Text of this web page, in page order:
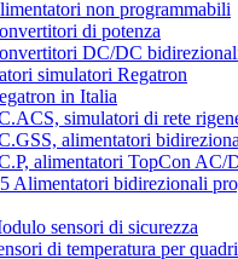
non programmabili
di potenza
DC/DC
simulatori Regatron
in Italia
simulatori di rete
alimentatori
alimentatori TopCon AC/
Alimentatori bidirezionali
sensori di sicurezza
di temperatura per